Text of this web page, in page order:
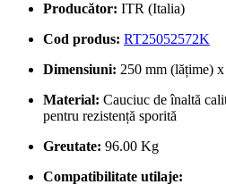
Producător: ITR (Italia)
Cod produs: RT25052572K
Dimensiuni: 250 mm (lățime)
Material: Cauciuc de înaltă
pentru rezistență sporită
Greutate: 96.00 Kg
Compatibilitate utilaje: